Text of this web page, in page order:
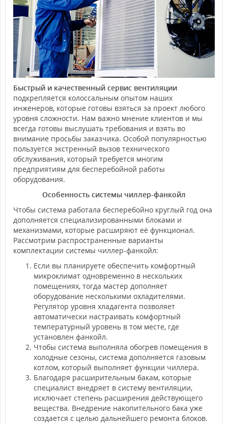
Быстрый и качественный сервис вентиляции
подкрепляется колоссальным опытом наших
инженеров, которые готовы взяться за проект любого
уровня сложности. Нам важно мнение клиентов и мы
всегда готовы выслушать требования и взять во
внимание просьбы заказчика. Особой популярностью
пользуется экстренный вызов технического
обслуживания, который требуется многим
предприятиям для бесперебойной работы
оборудования.
Особенность системы чиллер-фанкойл
Чтобы система работала бесперебойно круглый год она
дополняется специализированными блоками и
механизмами, которые расширяют её функционал.
Рассмотрим распространенные варианты
комплектации системы чиллер-фанкойл:
Если вы планируете обеспечить комфортный
микроклимат одновременно в нескольких
помещениях, тогда мастер дополняет
оборудование несколькими охладителями.
Регулятор уровня хладагента позволяет
автоматически настраивать комфортный
температурный уровень в том месте, где
установлен фанкойл.
Чтобы система выполняла обогрев помещения в
холодные сезоны, система дополняется газовым
котлом, который выполняет функции чиллера.
Благодаря расширительным бакам, которые
специалист внедряет в систему вентиляции,
исключает степень расширения действующего
вещества. Внедрение накопительного бака уже
создается с целью дальнейшего ремонта блоков.